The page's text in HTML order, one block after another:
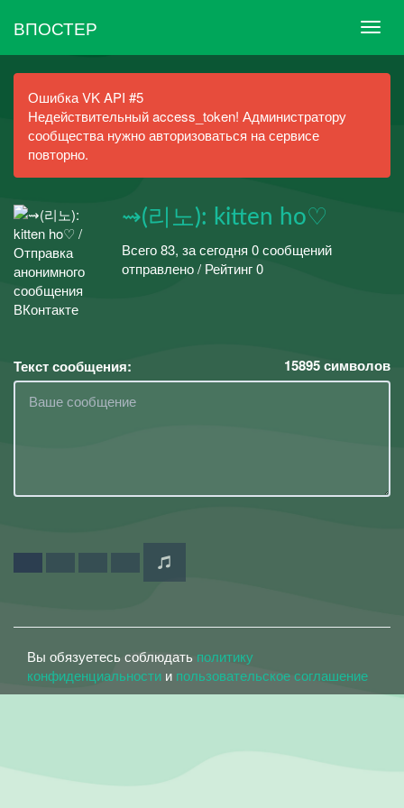
ВПОСТЕР
Ошибка VK API #5
Недействительный access_token! Администратору
сообщества нужно авторизоваться на сервисе
повторно.
⇝(리노): kitten ho♡
Всего 83, за сегодня 0 сообщений
отправлено / Рейтинг 0
Текст сообщения: 15895символов
Вы обязуетесь соблюдать политику
конфиденциальности и пользовательское соглашение